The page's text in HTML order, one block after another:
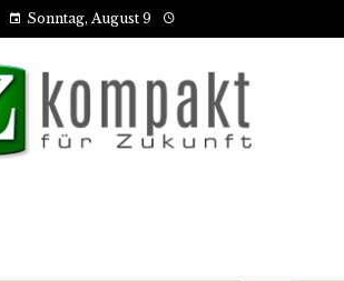
Sonntag, August 9